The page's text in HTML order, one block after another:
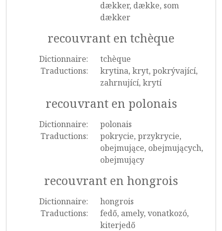
dækker, dække, som
dækker
recouvrant en tchèque
Dictionnaire:
tchèque
Traductions:
krytina, kryt, pokrývající,
zahrnující, krytí
recouvrant en polonais
Dictionnaire:
polonais
Traductions:
pokrycie, przykrycie,
obejmujące, obejmujących,
obejmujący
recouvrant en hongrois
Dictionnaire:
hongrois
Traductions:
fedő, amely, vonatkozó,
kiterjedő